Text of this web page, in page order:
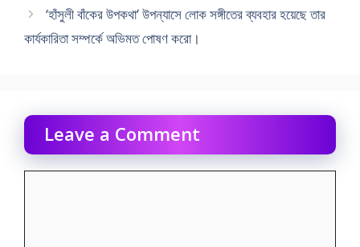
‘হাঁসুলী বাঁকের উপকথা’ উপন্যাসে লােক সঙ্গীতের ব্যবহার হয়েছে তার
কার্যকারিতা সম্পর্কে অভিমত পােষণ করাে।
Leave a Comment